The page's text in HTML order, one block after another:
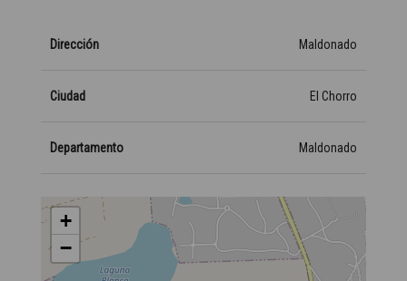
Dirección Maldonado
Ciudad El Chorro
Departamento Maldonado
+
−